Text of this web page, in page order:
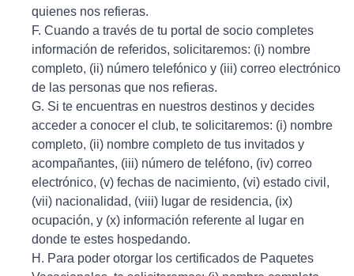
quienes nos refieras.
F. Cuando a través de tu portal de socio completes
información de referidos, solicitaremos: (i) nombre
completo, (ii) número telefónico y (iii) correo electrónico
de las personas que nos refieras.
G. Si te encuentras en nuestros destinos y decides
acceder a conocer el club, te solicitaremos: (i) nombre
completo, (ii) nombre completo de tus invitados y
acompañantes, (iii) número de teléfono, (iv) correo
electrónico, (v) fechas de nacimiento, (vi) estado civil,
(vii) nacionalidad, (viii) lugar de residencia, (ix)
ocupación, y (x) información referente al lugar en
donde te estes hospedando.
H. Para poder otorgar los certificados de Paquetes